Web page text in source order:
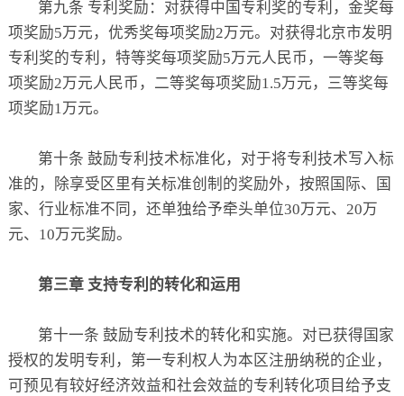
第九条 专利奖励：对获得中国专利奖的专利，金奖每
项奖励5万元，优秀奖每项奖励2万元。对获得北京市发明
专利奖的专利，特等奖每项奖励5万元人民币，一等奖每
项奖励2万元人民币，二等奖每项奖励1.5万元，三等奖每
项奖励1万元。
第十条 鼓励专利技术标准化，对于将专利技术写入标
准的，除享受区里有关标准创制的奖励外，按照国际、国
家、行业标准不同，还单独给予牵头单位30万元、20万
元、10万元奖励。
第三章 支持专利的转化和运用
第十一条 鼓励专利技术的转化和实施。对已获得国家
授权的发明专利，第一专利权人为本区注册纳税的企业，
可预见有较好经济效益和社会效益的专利转化项目给予支